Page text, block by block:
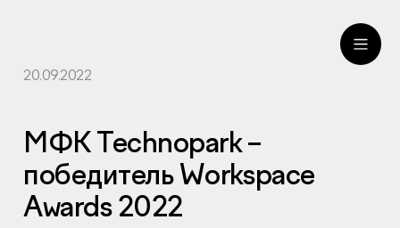
20.09.2022
МФК Technopark –
победитель Workspace
Awards 2022